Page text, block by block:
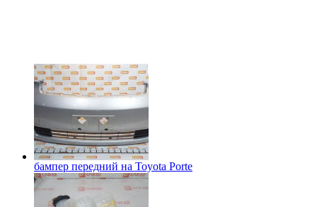
бампер передний на Toyota Porte